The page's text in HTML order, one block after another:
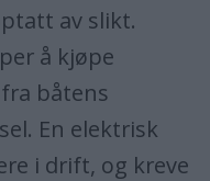
av slikt.
å kjøpe
båtens
En elektrisk
i drift, og kreve